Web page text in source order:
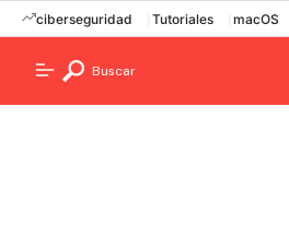
ciberseguridad Tutoriales macOS
Buscar